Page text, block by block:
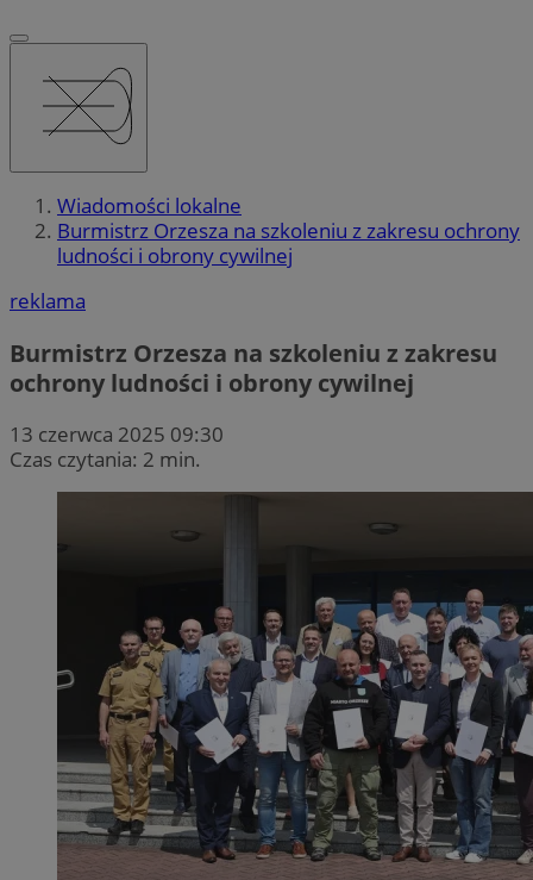
Wiadomości lokalne
Burmistrz Orzesza na szkoleniu z zakresu ochrony
ludności i obrony cywilnej
reklama
Burmistrz Orzesza na szkoleniu z zakresu
ochrony ludności i obrony cywilnej
13 czerwca 2025 09:30
Czas czytania: 2 min.